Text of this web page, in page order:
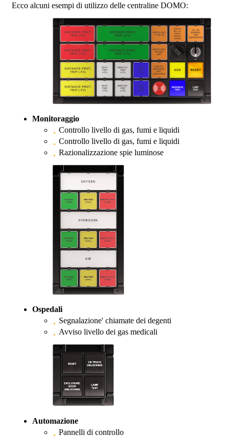
Ecco alcuni esempi di utilizzo delle centraline DOMO:
Monitoraggio
Controllo livello di gas, fumi e liquidi
Controllo livello di gas, fumi e liquidi
Razionalizzazione spie luminose
Ospedali
Segnalazione' chiamate dei degenti
Avviso livello dei gas medicali
Automazione
Pannelli di controllo